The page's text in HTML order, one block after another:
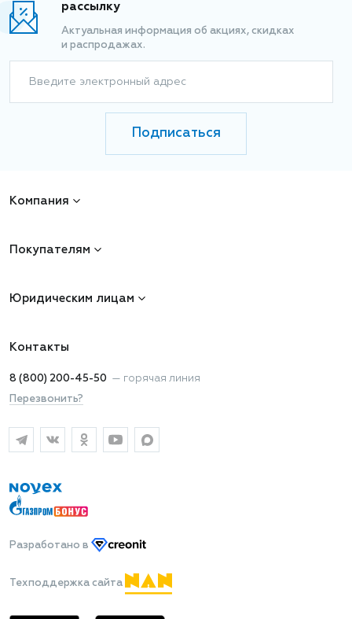
рассылку
Актуальная информация об акциях, скидках
и распродажах.
Введите электронный адрес
Подписаться
Компания
Покупателям
Юридическим лицам
Контакты
8 (800) 200-45-50 — горячая линия
Перезвонить?
Разработано в
Техподдержка сайта